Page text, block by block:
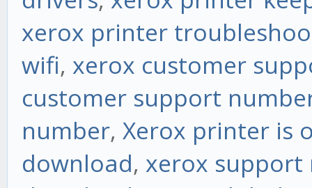
xerox printer
wifi, xerox customer
customer support
number, Xerox printer is
download, xerox support